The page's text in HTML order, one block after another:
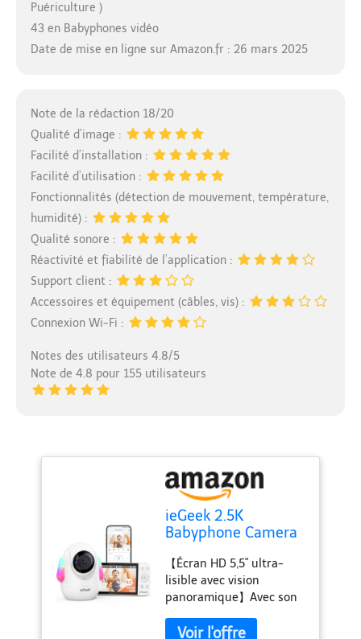
Puériculture )
43 en Babyphones vidéo
Date de mise en ligne sur Amazon.fr : 26 mars 2025
Note de la rédaction 18/20
Qualité d’image :
Facilité d’installation :
Facilité d’utilisation :
Fonctionnalités (détection de mouvement, température,
humidité) :
Qualité sonore :
Réactivité et fiabilité de l’application :
Support client :
Accessoires et équipement (câbles, vis) :
Connexion Wi-Fi :
Notes des utilisateurs 4.8/5
Note de 4.8 pour 155 utilisateurs
ieGeek 2.5K
Babyphone Camera
Colorées, 5.5"
Camera Bebe avec
Application
Telephone,
Détection
【Écran HD 5,5" ultra-
lisible avec vision
panoramique】Avec son
technologie anti-reflet,